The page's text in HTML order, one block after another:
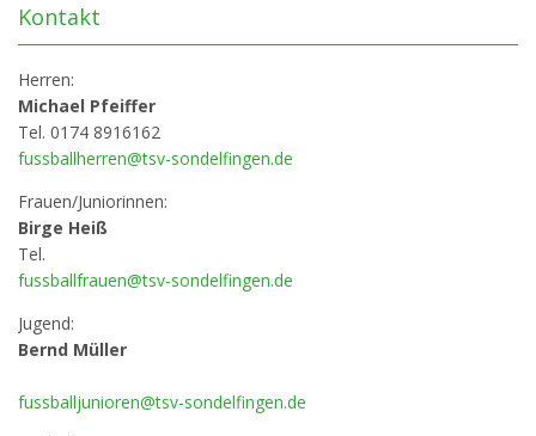
Kontakt
Herren:
Michael Pfeiffer
Tel. 0174 8916162
fussballherren@tsv-sondelfingen.de
Frauen/Juniorinnen:
Birge Heiß
Tel.
fussballfrauen@tsv-sondelfingen.de
Jugend:
Bernd Müller
fussballjunioren@tsv-sondelfingen.de